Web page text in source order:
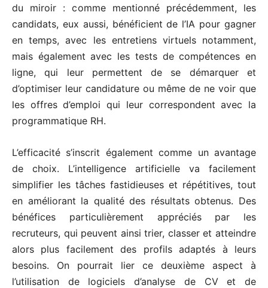
du miroir : comme mentionné précédemment, les
candidats, eux aussi, bénéficient de l’IA pour gagner
en temps, avec les entretiens virtuels notamment,
mais également avec les tests de compétences en
ligne, qui leur permettent de se démarquer et
d’optimiser leur candidature ou même de ne voir que
les offres d’emploi qui leur correspondent avec la
programmatique RH.
L’efficacité s’inscrit également comme un avantage
de choix. L’intelligence artificielle va facilement
simplifier les tâches fastidieuses et répétitives, tout
en améliorant la qualité des résultats obtenus. Des
bénéfices particulièrement appréciés par les
recruteurs, qui peuvent ainsi trier, classer et atteindre
alors plus facilement des profils adaptés à leurs
besoins. On pourrait lier ce deuxième aspect à
l’utilisation de logiciels d’analyse de CV et de